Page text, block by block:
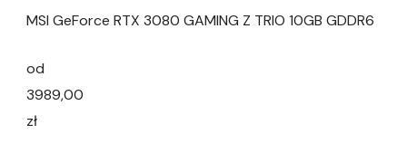
MSI GeForce RTX 3080 GAMING Z TRIO 10GB GDDR6
od
3989,00
zł